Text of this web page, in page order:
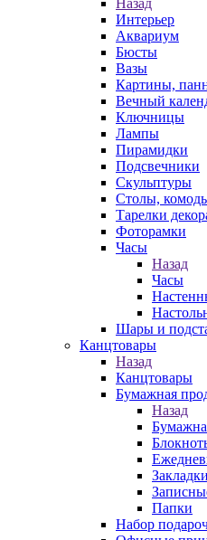
Назад
Интерьер
Аквариум
Бюсты
Вазы
Картины,
Вечный
Ключницы
Лампы
Пирамидки
Подсвечники
Скульптуры
Столы,
Тарелки
Фоторамки
Часы
Назад
Часы
Шары и
Канцтовары
Назад
Канцтовары
Бумажная
Назад
Закладки
Папки
Набор